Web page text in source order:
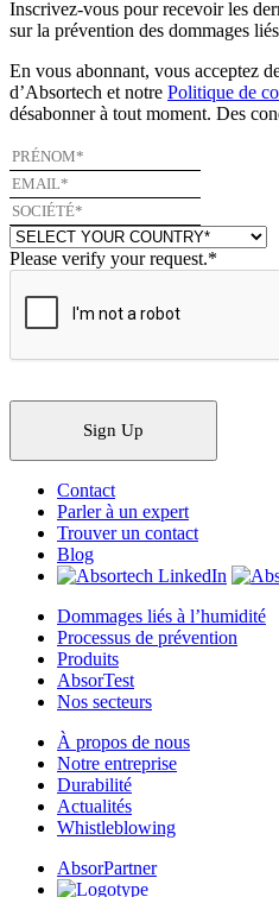
Inscrivez-vous pour recevoir les
sur la prévention des dommages
En vous abonnant, vous acceptez
d’Absortech et notre Politique de
désabonner à tout moment. Des
Please verify your request.*
Sign Up
Contact
Parler à un expert
Trouver un contact
Blog
Dommages liés à l’humidité
Processus de prévention
Produits
AbsorTest
Nos secteurs
À propos de nous
Notre entreprise
Durabilité
Actualités
Whistleblowing
AbsorPartner